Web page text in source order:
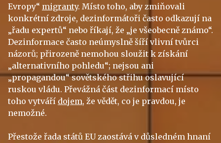
Evropy“ migranty. Místo toho, aby zmiňovali
konkrétní zdroje, dezinformátoři často odkazují na
„řadu expertů“ nebo říkají, že „je všeobecně známo“.
Dezinformace často neúmyslně šíří vlivní tvůrci
názorů; přirozeně nemohou sloužit k získání
„alternativního pohledu“; nejsou ani
„propagandou“ sovětského střihu oslavující
ruskou vládu. Převážná část dezinformací místo
toho vytváří dojem, že vědět, co je pravdou, je
nemožné.
Přestože řada států EU zaostává v důsledném hnaní